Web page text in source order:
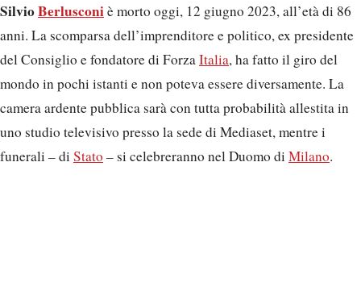
SilvioBerlusconiè morto oggi, 12 giugno 2023, all’età di 86
anni. La scomparsa dell’imprenditore e politico, ex presidente
del Consiglio e fondatore di ForzaItalia, ha fatto il giro del
mondo in pochi istanti e non poteva essere diversamente. La
camera ardente pubblica sarà con tutta probabilità allestita in
uno studio televisivo presso la sede di Mediaset, mentre i
funerali – di Stato – si celebreranno nel Duomo di Milano.